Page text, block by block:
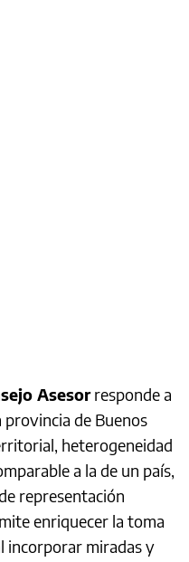
Asesorresponde a
de Buenos
heterogeneidad
a la de un país,
representación
enriquecer la toma
incorporar miradas y